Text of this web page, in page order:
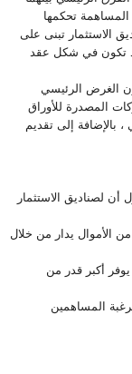
تحكمها
الاستثمار تبنى على
قد تكون في شكل عقد
الغرض الرئيسي
المصدرة للأوراق
، بالإضافة إلى تقديم
لصناديق الاستثمار
الأموال يدار من خلال
أكبر قدر من
المساهمين